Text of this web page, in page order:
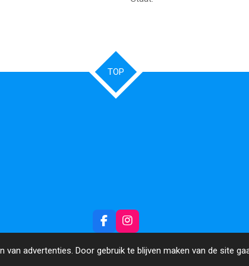
advertenties. Door gebruik te blijven maken van de site
TOP
F
a
c
I
n
s